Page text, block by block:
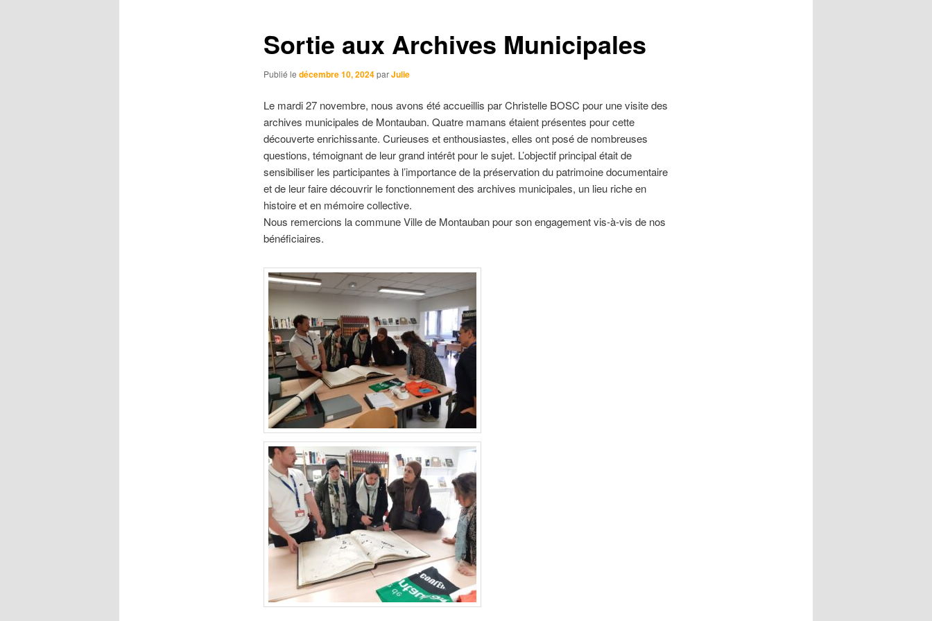
Sortie aux Archives Municipales
Publié le décembre 10, 2024parJulie
Le mardi 27 novembre, nous avons été accueillis par Christelle BOSC pour une visite des
archives municipales de Montauban. Quatre mamans étaient présentes pour cette
découverte enrichissante. Curieuses et enthousiastes, elles ont posé de nombreuses
questions, témoignant de leur grand intérêt pour le sujet. L’objectif principal était de
sensibiliser les participantes à l’importance de la préservation du patrimoine documentaire
et de leur faire découvrir le fonctionnement des archives municipales, un lieu riche en
histoire et en mémoire collective.
Nous remercions la commune Ville de Montauban pour son engagement vis-à-vis de nos
bénéficiaires.